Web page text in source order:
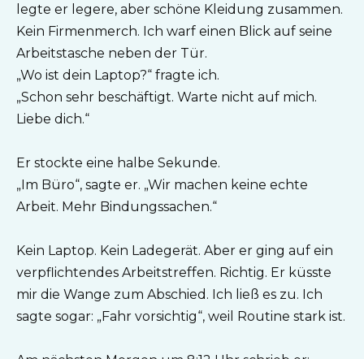
legte er legere, aber schöne Kleidung zusammen.
Kein Firmenmerch. Ich warf einen Blick auf seine
Arbeitstasche neben der Tür.
„Wo ist dein Laptop?“ fragte ich.
„Schon sehr beschäftigt. Warte nicht auf mich.
Liebe dich.“
Er stockte eine halbe Sekunde.
„Im Büro“, sagte er. „Wir machen keine echte
Arbeit. Mehr Bindungssachen.“
Kein Laptop. Kein Ladegerät. Aber er ging auf ein
verpflichtendes Arbeitstreffen. Richtig. Er küsste
mir die Wange zum Abschied. Ich ließ es zu. Ich
sagte sogar: „Fahr vorsichtig“, weil Routine stark ist.